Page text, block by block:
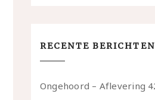
RECENTE BERICHTEN